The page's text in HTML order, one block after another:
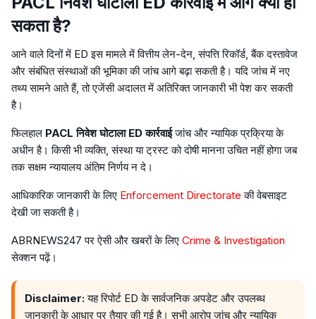
सकता है?
आने वाले दिनों में ED इस मामले में वित्तीय लेन-देन, संपत्ति रिकॉर्ड, बैंक दस्तावेज
और संबंधित संस्थाओं की भूमिका की जांच आगे बढ़ा सकती है। यदि जांच में नए
तथ्य सामने आते हैं, तो एजेंसी अदालत में अतिरिक्त जानकारी भी पेश कर सकती
है।
फिलहाल PACL निवेश घोटाला ED कार्रवाईजांच और न्यायिक प्रक्रिया के
अधीन है। किसी भी व्यक्ति, संस्था या ट्रस्ट को दोषी मानना उचित नहीं होगा जब
तक सक्षम न्यायालय अंतिम निर्णय न दे।
आधिकारिक जानकारी के लिए Enforcement Directorateकी वेबसाइट
देखी जा सकती है।
ABRNEWS247 पर ऐसी और खबरों के लिए Crime & Investigation
सेक्शन पढ़ें।
Disclaimer:यह रिपोर्ट ED के सार्वजनिक अपडेट और उपलब्ध
जानकारी के आधार पर तैयार की गई है। सभी आरोप जांच और न्यायिक